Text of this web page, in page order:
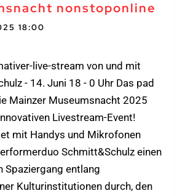
nonstoponline
18:00
live-stream von und mit
- 14. Juni 18 - 0 Uhr Das pad
Mainzer Museumsnacht 2025
Livestream-Event!
mit Handys und Mikrofonen
Schmitt&Schulz einen
Spaziergang entlang
Kulturinstitutionen durch, den